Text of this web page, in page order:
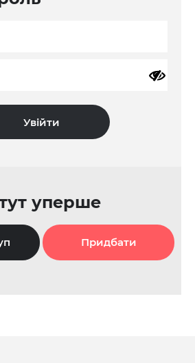
уперше
Придбати